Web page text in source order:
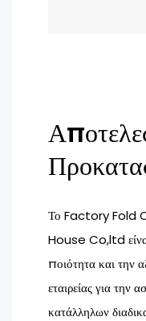
Το Factory Fold
House Co,ltd
ποιότητα και την
εταιρείας για την
κατάλληλων